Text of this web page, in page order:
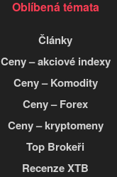
Oblíbená témata
Články
Ceny – akciové indexy
Ceny – Komodity
Ceny – Forex
Ceny – kryptomeny
Top Brokeři
Recenze XTB